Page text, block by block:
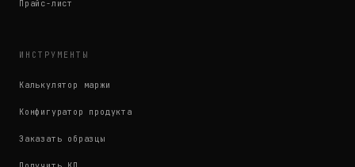
Прайс-лист
ИНСТРУМЕНТЫ
Калькулятор маржи
Конфигуратор продукта
Заказать образцы